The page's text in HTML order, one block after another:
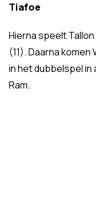
Tiafoe
Hierna speelt
(11). Daarna
in het dubbelspel in
Ram.